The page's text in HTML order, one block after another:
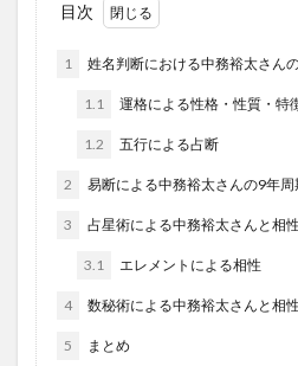
目次
1 姓名判断における中務裕太さん
1.1 運格による性格・性質・特
1.2 五行による占断
2 易断による中務裕太さんの9年
3 占星術による中務裕太さんと相
3.1 エレメントによる相性
4 数秘術による中務裕太さんと相
5 まとめ